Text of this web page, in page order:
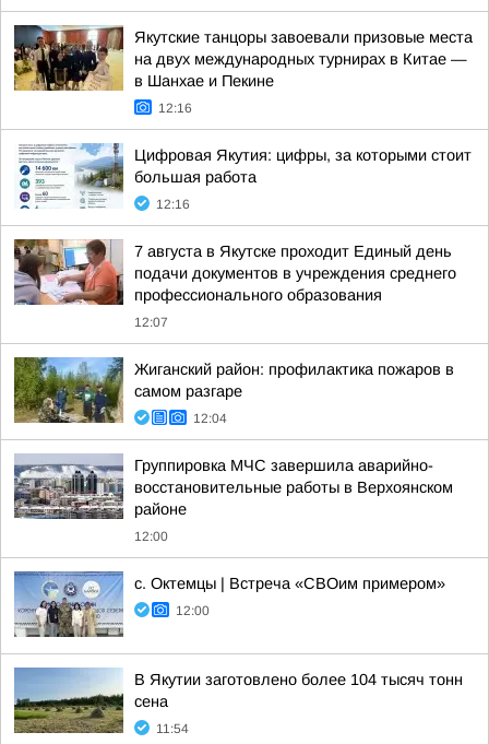
Якутские танцоры завоевали призовые места
на двух международных турнирах в Китае —
в Шанхае и Пекине
12:16
Цифровая Якутия: цифры, за которыми стоит
большая работа
12:16
7 августа в Якутске проходит Единый день
подачи документов в учреждения среднего
профессионального образования
12:07
Жиганский район: профилактика пожаров в
самом разгаре
12:04
Группировка МЧС завершила аварийно-
восстановительные работы в Верхоянском
районе
12:00
с. Октемцы | Встреча «СВОим примером»
12:00
В Якутии заготовлено более 104 тысяч тонн
сена
11:54